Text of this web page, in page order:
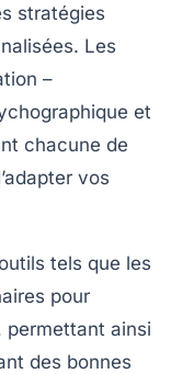
stratégies
Les
–
et
chacune de
vos
tels que les
pour
permettant ainsi
des bonnes